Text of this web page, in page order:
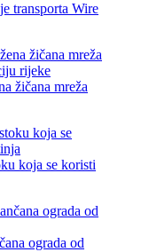
transporta Wire
žičana mreža
koja se koristi
ograda od